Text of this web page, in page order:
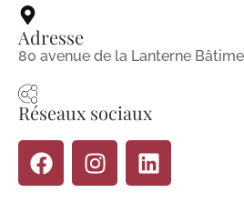
Adresse
80 avenue de la Lanterne
Réseaux sociaux
F
a
c
I
n
s
L
i
n